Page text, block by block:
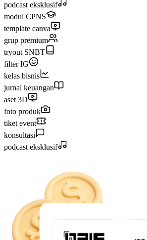
podcast eksklusif
modul CPNS
template canva
grup premium
tryout SNBT
filter IG
kelas bisnis
jurnal keuangan
aset 3D
foto produk
tiket event
konsultasi
podcast eksklusif